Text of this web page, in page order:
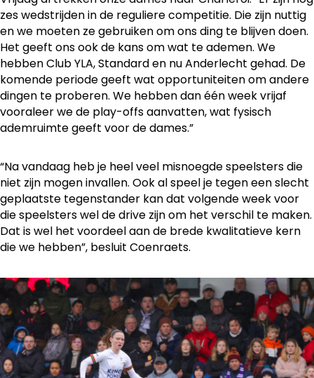
zes wedstrijden in de reguliere competitie. Die zijn nuttig
en we moeten ze gebruiken om ons ding te blijven doen.
Het geeft ons ook de kans om wat te ademen. We
hebben Club YLA, Standard en nu Anderlecht gehad. De
komende periode geeft wat opportuniteiten om andere
dingen te proberen. We hebben dan één week vrijaf
vooraleer we de play-offs aanvatten, wat fysisch
ademruimte geeft voor de dames.”
“Na vandaag heb je heel veel misnoegde speelsters die
niet zijn mogen invallen. Ook al speel je tegen een slecht
geplaatste tegenstander kan dat volgende week voor
die speelsters wel de drive zijn om het verschil te maken.
Dat is wel het voordeel aan de brede kwalitatieve kern
die we hebben”, besluit Coenraets.